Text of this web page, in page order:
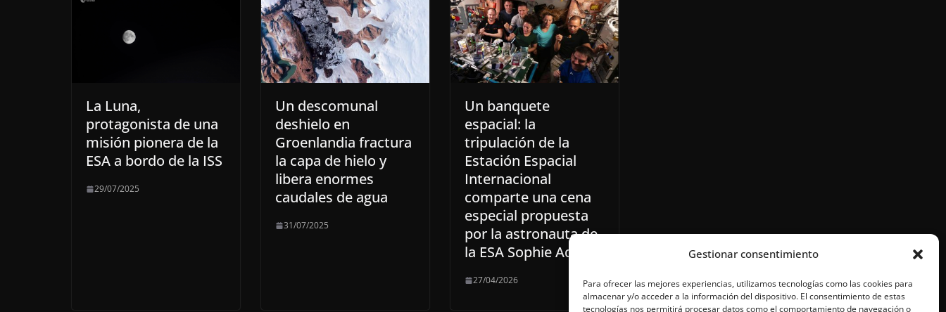
Gestionar consentimiento
Para ofrecer las mejores experiencias, utilizamos tecnologías como las cookies para
almacenar y/o acceder a la información del dispositivo. El consentimiento de estas
tecnologías nos permitirá procesar datos como el comportamiento de navegación o
La Luna,
protagonista de una
misión pionera de la
ESA a bordo de la ISS
29/07/2025
Un descomunal
deshielo en
Groenlandia fractura
la capa de hielo y
libera enormes
caudales de agua
31/07/2025
Un banquete
espacial: la
tripulación de la
Estación Espacial
Internacional
comparte una cena
especial propuesta
por la astronauta de
la ESA Sophie Adenot
27/04/2026